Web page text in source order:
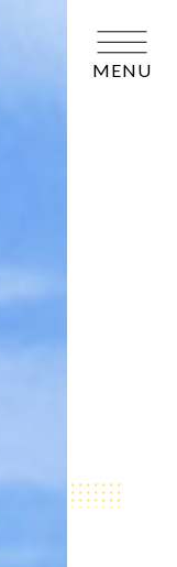
MENU